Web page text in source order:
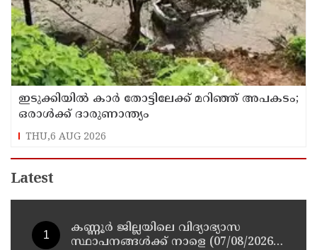
ഇടുക്കിയിൽ കാർ തോട്ടിലേക്ക് മറിഞ്ഞ് അപകടം;
ഒരാൾക്ക് ദാരുണാന്ത്യം
THU,6 AUG 2026
Latest
കണ്ണൂർ ജില്ലയിലെ വിദ്യാഭ്യാസ
സ്ഥാപനങ്ങള്‍ക്ക് നാളെ (07/08/2026),